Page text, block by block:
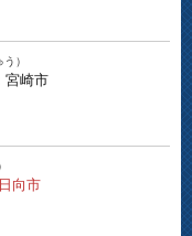
）
宮崎市
日向市